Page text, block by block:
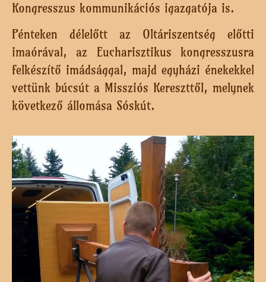
Kongresszus kommunikációs igazgatója is.
Pénteken délelőtt az Oltáriszentség előtti
imaórával, az Eucharisztikus kongresszusra
felkészítő imádsággal, majd egyházi énekekkel
vettünk búcsút a Missziós Kereszttől, melynek
következő állomása Sóskút.